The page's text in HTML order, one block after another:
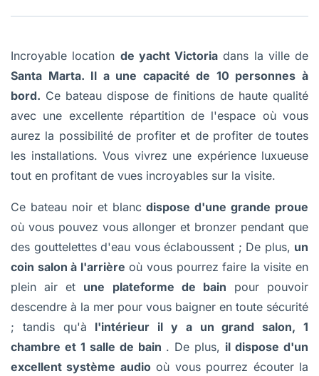
Incroyable location de yacht Victoria dans la ville de
Santa Marta. Il a une capacité de 10 personnes à
bord. Ce bateau dispose de finitions de haute qualité
avec une excellente répartition de l'espace où vous
aurez la possibilité de profiter et de profiter de toutes
les installations. Vous vivrez une expérience luxueuse
tout en profitant de vues incroyables sur la visite.
Ce bateau noir et blancdispose d'une grande proue
où vous pouvez vous allonger et bronzer pendant que
des gouttelettes d'eau vous éclaboussent ; De plus, un
coin salon à l'arrière où vous pourrez faire la visite en
plein air et une plateforme de bain pour pouvoir
descendre à la mer pour vous baigner en toute sécurité
; tandis qu'à l'intérieur il y a un grand salon, 1
chambre et 1 salle de bain . De plus, il dispose d'un
excellent système audiooù vous pourrez écouter la